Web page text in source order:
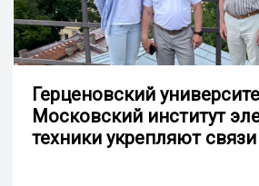
Герценовский
Московский институт
техники укрепляют связи